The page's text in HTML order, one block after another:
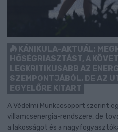
KÁNIKULA-AKTUÁL:
HŐSÉGRIASZTÁST, A
LEGKRITIKUSABB AZ
SZEMPONTJÁBÓL, DE AZ
EGYELŐRE KITART
A Védelmi Munkacsoport szerint
villamosenergia-rendszere, de
a lakosságot és a